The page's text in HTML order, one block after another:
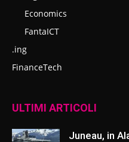
Economics
FantaICT
.ing
FinanceTech
ULTIMI ARTICOLI
Juneau, in